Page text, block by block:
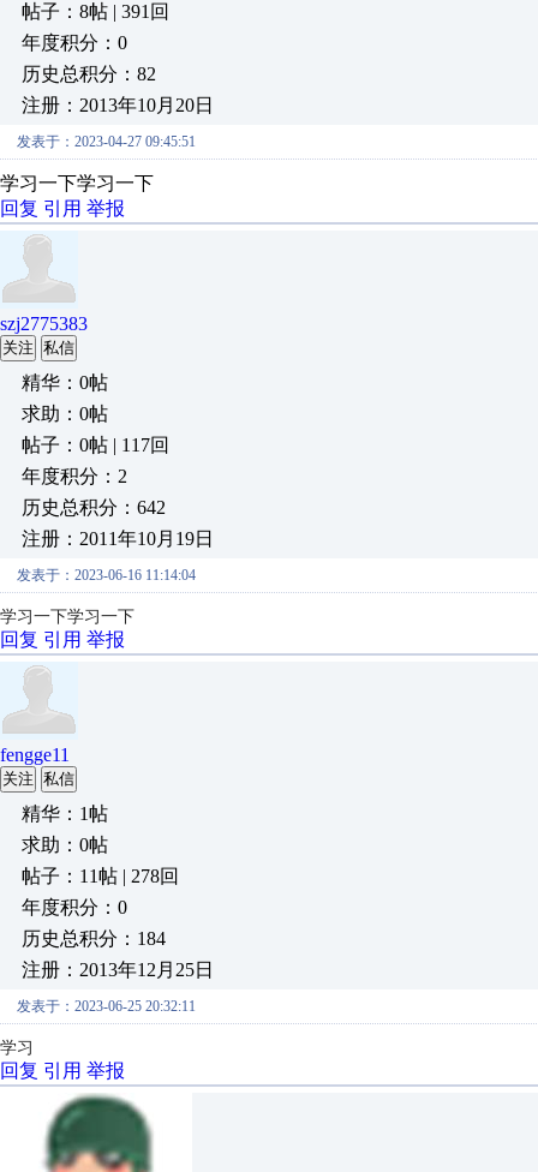
帖子：8帖 | 391回
年度积分：0
历史总积分：82
注册：2013年10月20日
发表于：2023-04-27 09:45:51
学习一下学习一下
回复 引用 举报
szj2775383
关注 私信
精华：0帖
求助：0帖
帖子：0帖 | 117回
年度积分：2
历史总积分：642
注册：2011年10月19日
发表于：2023-06-16 11:14:04
学习一下学习一下
回复 引用 举报
fengge11
关注 私信
精华：1帖
求助：0帖
帖子：11帖 | 278回
年度积分：0
历史总积分：184
注册：2013年12月25日
发表于：2023-06-25 20:32:11
学习
回复 引用 举报